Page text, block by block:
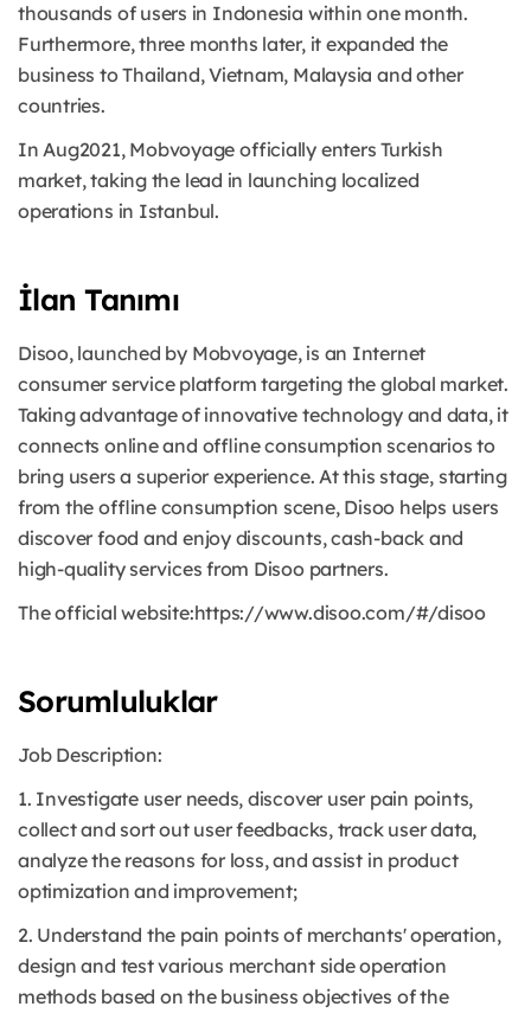
thousands of users in Indonesia within one month.
Furthermore, three months later, it expanded the
business to Thailand, Vietnam, Malaysia and other
countries.
In Aug2021, Mobvoyage officially enters Turkish
market, taking the lead in launching localized
operations in Istanbul.
İlan Tanımı
Disoo, launched by Mobvoyage, is an Internet
consumer service platform targeting the global market.
Taking advantage of innovative technology and data, it
connects online and offline consumption scenarios to
bring users a superior experience. At this stage, starting
from the offline consumption scene, Disoo helps users
discover food and enjoy discounts, cash-back and
high-quality services from Disoo partners.
The official website:https://www.disoo.com/#/disoo
Sorumluluklar
Job Description:
1. Investigate user needs, discover user pain points,
collect and sort out user feedbacks, track user data,
analyze the reasons for loss, and assist in product
optimization and improvement;
2. Understand the pain points of merchants' operation,
design and test various merchant side operation
methods based on the business objectives of the